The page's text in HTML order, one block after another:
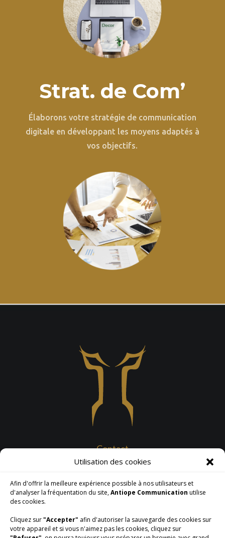
Utilisation des cookies
Afin d'offrir la meilleure expérience possible à nos utilisateurs et
d'analyser la fréquentation du site,Antiope Communication utilise
des cookies.
Cliquez sur"Accepter" afin d'autoriser la sauvegarde des cookies sur
votre appareil et si vous n'aimez pas les cookies, cliquez sur
Strat. de Com’
Élaborons votre stratégie de communication
digitale en développant les moyens adaptés à
vos objectifs.
Contact
Tél. : 06 79 01 90 28
Nos services
Supports imprimés
Réseaux sociaux